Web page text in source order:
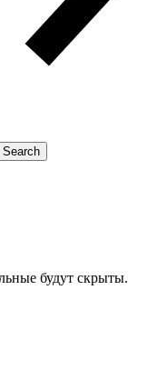
Search
будут скрыты.